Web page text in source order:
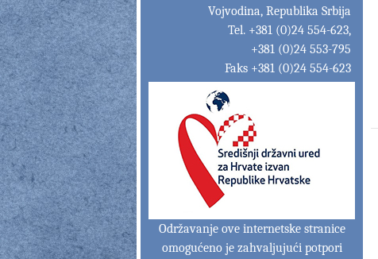
Vojvodina, Republika Srbija
Tel. +381 (0)24 554-623,
+381 (0)24 553-795
Faks +381 (0)24 554-623
Održavanje ove internetske stranice
omogućeno je zahvaljujući potpori